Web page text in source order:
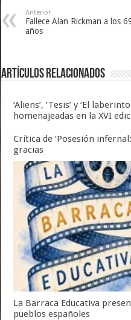
Anterior
Fallece Alan Rickman a los
años
Artículos relacionados
‘Aliens’, ‘Tesis’ y ‘El
homenajeadas en la XVI
Crítica de ‘Posesión
gracias
La Barraca Educativa
pueblos españoles